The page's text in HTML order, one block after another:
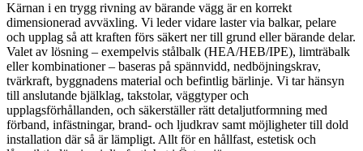
Kärnan i en trygg rivning av bärande vägg är en korrekt
dimensionerad avväxling. Vi leder vidare laster via balkar, pelare
och upplag så att kraften förs säkert ner till grund eller bärande delar.
Valet av lösning – exempelvis stålbalk (HEA/HEB/IPE), limträbalk
eller kombinationer – baseras på spännvidd, nedböjningskrav,
tvärkraft, byggnadens material och befintlig bärlinje. Vi tar hänsyn
till anslutande bjälklag, takstolar, väggtyper och
upplagsförhållanden, och säkerställer rätt detaljutformning med
förband, infästningar, brand- och ljudkrav samt möjligheter till dold
installation där så är lämpligt. Allt för en hållfast, estetisk och